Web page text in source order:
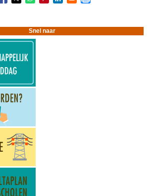
Snel naar